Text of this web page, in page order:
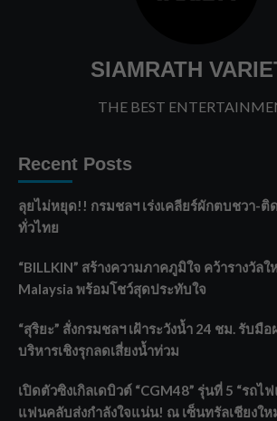
SIAMRATH
THE BEST
Recent Posts
ลุยไม่หยุด!! กรมชลฯ เร่งเคลียร์ผักตบชวา-ติ
ทั่วไทย
“BILLKIN” สร้างความภาคภูมิใจ คว้ารางวัล
Malaysia พร้อมโชว์สุดประทับใจ
“สุริยะ” สั่งกรมชลฯ เฝ้าระวังน้ำ 24 ชม. รับมื
บริหารเชิงรุกลดเสี่ยงน้ำท่วม
เปิดตัวซิงเกิลเดบิวต์ “CGM48” รุ่นที่ 5 “รถไ
แฟนคลับส่งกำลังใจแน่น! ณ เซ็นทรัลเชียงให